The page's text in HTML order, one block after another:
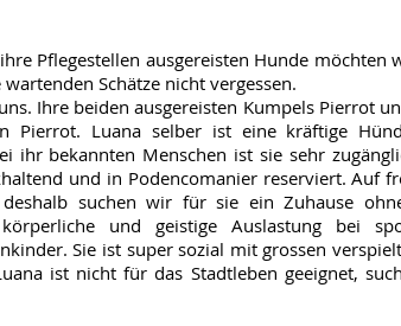
Pflegestellen ausgereisten Hunde möchten
Schätze nicht vergessen.
Ihre beiden ausgereisten Kumpels Pierrot
Pierrot. Luana selber ist eine kräftige
ihr bekannten Menschen ist sie sehr
und in Podencomanier reserviert. Auf
suchen wir für sie ein Zuhause
und geistige Auslastung bei
Sie ist super sozial mit grossen
ist nicht für das Stadtleben geeignet,